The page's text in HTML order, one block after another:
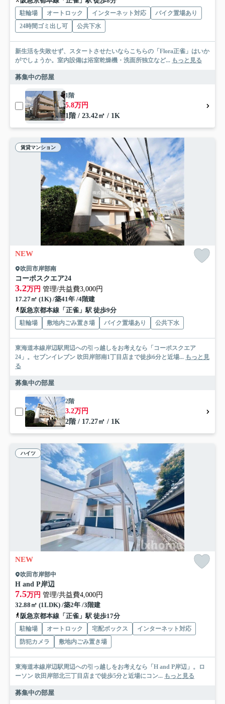
駐輪場 オートロック インターネット対応
バイク置場あり
24時間ゴミ出し可
公共下水
新生活を失敗せず、スタートさせたいならこちらの「Flora正雀」はいか
がでしょうか。室内設備は浴室乾燥機・洗面所独立など... もっと見る
募集中の部屋
1階
5.8万円
1階 / 23.42㎡ / 1K
賃貸マンション
NEW
吹田市岸部南
コーポスクエア24
3.2万円 管理/共益費3,000円
17.27㎡ (1K) /築41年 /4階建
阪急京都本線「正雀」駅 徒歩9分
駐輪場 敷地内ごみ置き場 バイク置場あり 公共下水
東海道本線岸辺駅周辺への引っ越しをお考えなら「コーポスクエア
24」。セブンイレブン 吹田岸部南1丁目店まで徒歩6分と近場... もっと見
る
募集中の部屋
2階
3.2万円
2階 / 17.27㎡ / 1K
ハイツ
NEW
吹田市岸部中
H and P岸辺
7.5万円 管理/共益費4,000円
32.88㎡ (1LDK) /築2年 /3階建
阪急京都本線「正雀」駅 徒歩17分
駐輪場 オートロック 宅配ボックス
インターネット対応
防犯カメラ
敷地内ごみ置き場
東海道本線岸辺駅周辺への引っ越しをお考えなら「H and P岸辺」。ロ
ーソン 吹田岸部北三丁目店まで徒歩5分と近場にコン... もっと見る
募集中の部屋